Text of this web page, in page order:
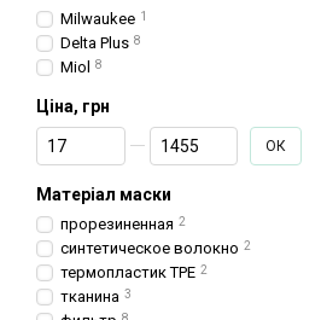
Milwaukee 1
Delta Plus 8
Miol 8
Ціна, грн
От Ціна, грн
До Ціна, грн ОК
Матеріал маски
прорезиненная 2
синтетическое волокно 2
термопластик TPE 2
тканина 3